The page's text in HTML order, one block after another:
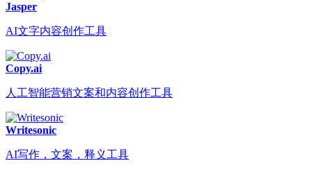
Jasper
AI文字内容创作工具
Copy.ai
人工智能营销文案和内容创作工具
Writesonic
AI写作，文案，释义工具